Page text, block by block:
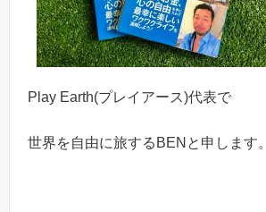
Play Earth(プレイアース)代表で
世界を自由に旅するBENと申します。